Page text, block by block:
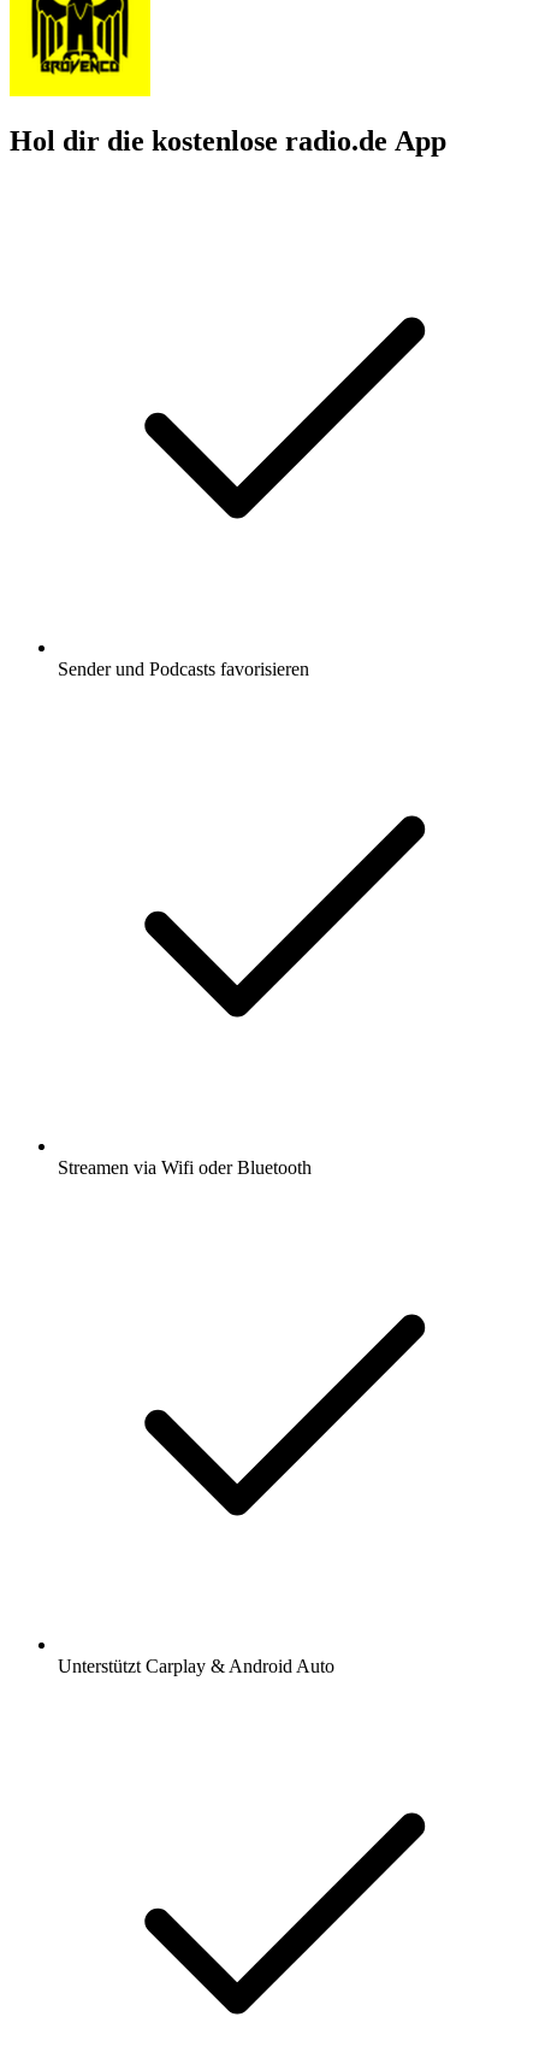
Hol dir die kostenlose radio.de App
Sender und Podcasts favorisieren
Streamen via Wifi oder Bluetooth
Unterstützt Carplay & Android Auto